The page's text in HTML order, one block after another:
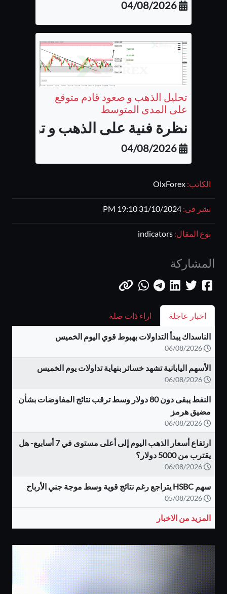
الكاتب: OlxForex
نشر فى: 31/10/2024 19:10 PM
نوع المقال: indicators
المشاركة
اخبار عاجلة اراء ذات صلة
الناسداك يبدأ التداولات بهبوط قوي اليوم الخميس
الأسهم اليابانية تشهد خسائر بنهاية تداولات يوم الخميس
النفط يبقى دون 80 دولار وسط ترقب نتائج المفاوضات بشأن
مضيق هرمز
ارتفاع أسعار الذهب اليوم إلى أعلى مستوى في 7 أسابيع- هل
يقترب من 5000 دولار؟
سهم HSBC يتراجع رغم نتائج قوية وسط موجة جني الأرباح
المزيد من الاخبار
04/08/2026
تحليل الذهب و صعود قادم متوقع
على المدى المتوسط
نظرة فنية على الذهب و توقع
04/08/2026